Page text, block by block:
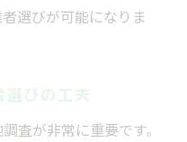
選びが可能になりま
びの工夫
査が非常に重要です。